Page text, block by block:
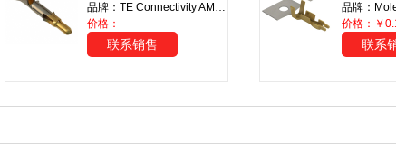
品牌：TE Connectivity AMP Connectors
价格：
联系销售
品牌：
价格：￥
联系